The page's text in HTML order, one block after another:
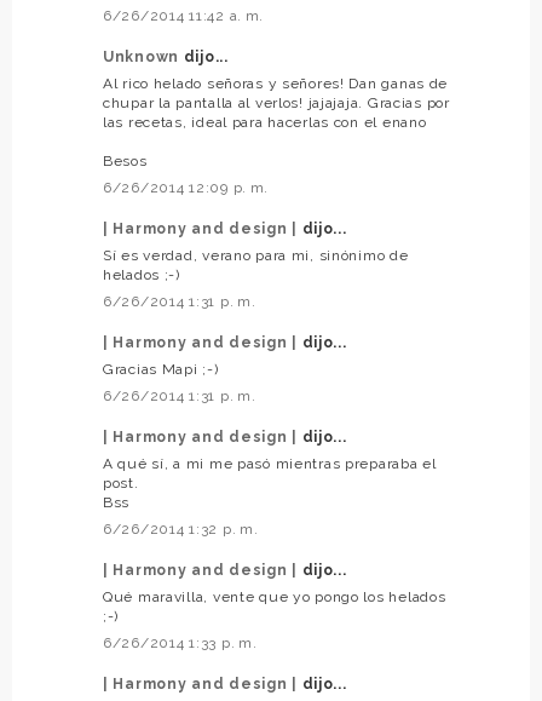
6/26/2014 11:42 a. m.
Unknown dijo...
Al rico helado señoras y señores! Dan ganas de
chupar la pantalla al verlos! jajajaja. Gracias por
las recetas, ideal para hacerlas con el enano
Besos
6/26/2014 12:09 p. m.
| Harmony and design |
dijo...
Sí es verdad, verano para mi, sinónimo de
helados ;-)
6/26/2014 1:31 p. m.
| Harmony and design |
dijo...
Gracias Mapi ;-)
6/26/2014 1:31 p. m.
| Harmony and design |
dijo...
A qué sí, a mi me pasó mientras preparaba el
post.
Bss
6/26/2014 1:32 p. m.
| Harmony and design |
dijo...
Qué maravilla, vente que yo pongo los helados
;-)
6/26/2014 1:33 p. m.
| Harmony and design |
dijo...